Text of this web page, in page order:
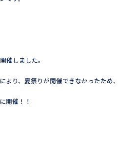
催しました。
より、夏祭りが開催できなかったため、
開催！！